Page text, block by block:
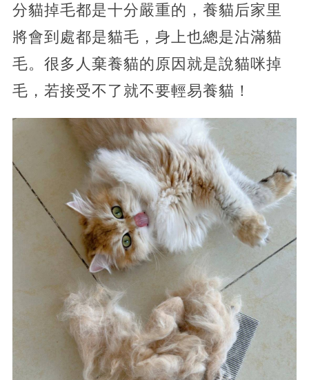
分貓掉毛都是十分嚴重的，養貓后家里
將會到處都是貓毛，身上也總是沾滿貓
毛。很多人棄養貓的原因就是說貓咪掉
毛，若接受不了就不要輕易養貓！